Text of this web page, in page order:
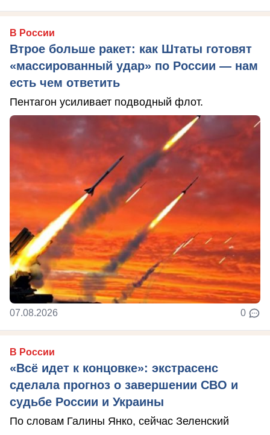
В России
Втрое больше ракет: как Штаты готовят
«массированный удар» по России — нам
есть чем ответить
Пентагон усиливает подводный флот.
07.08.2026 0
В России
«Всё идет к концовке»: экстрасенс
сделала прогноз о завершении СВО и
судьбе России и Украины
По словам Галины Янко, сейчас Зеленский